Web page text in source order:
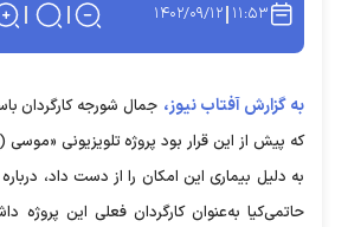
۱۱:۵۳ ۱۴۰۲/۰۹/۱۲
به گزارش آفتاب نیوز، جمال شورجه کارگردان
که پیش از این قرار بود پروژه تلویزیونی «موسی
به دلیل بیماری این امکان را از دست داد، درباره
حاتمی‌کیا به‌عنوان کارگردان فعلی این